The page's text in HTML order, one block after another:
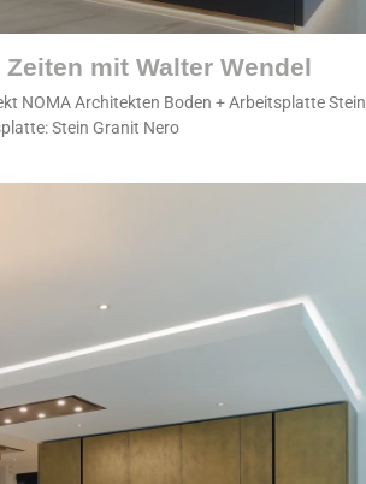
Zeiten mit Walter Wendel
NOMA Architekten Boden + Arbeitsplatte Stein
Stein Granit Nero